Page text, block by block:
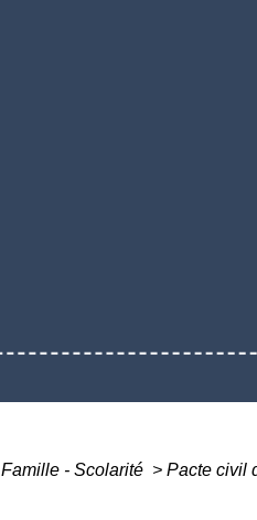
Famille - Scolarité > Pacte civil